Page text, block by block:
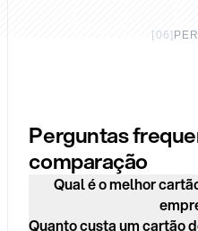
[06]
Perguntas
comparação
Qual é o melhor
Quanto custa um cartão